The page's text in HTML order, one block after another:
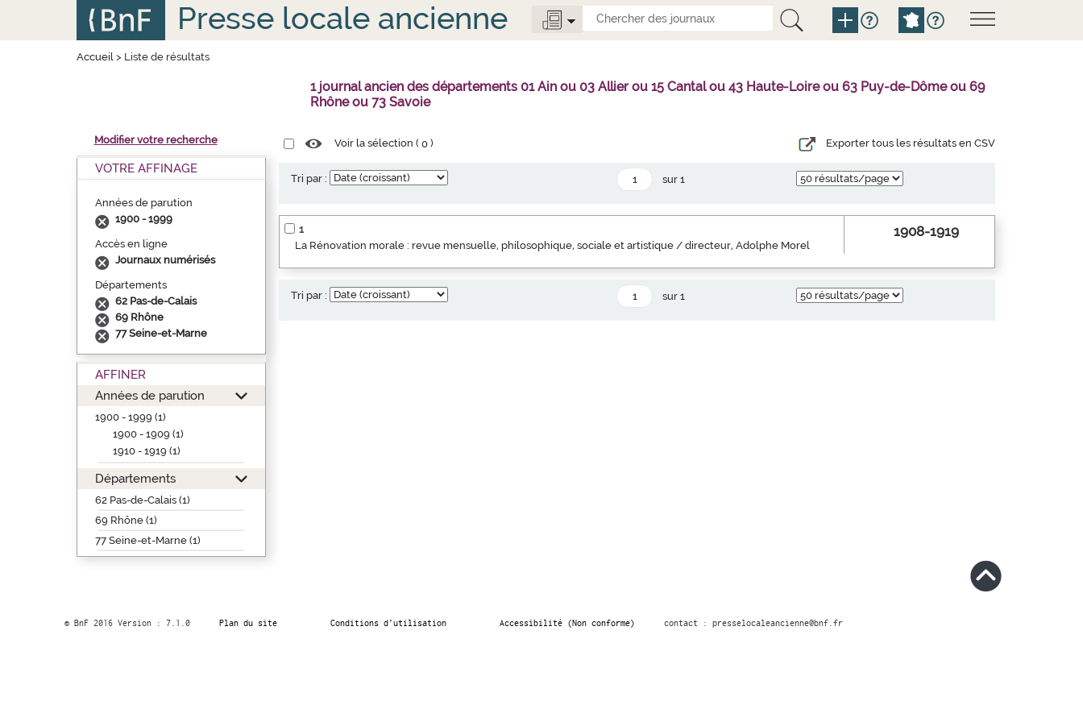
Presse locale ancienne
Accueil> Liste de résultats
1 journal ancien des départements 01 Ain ou 03 Allier ou 15 Cantal ou 43 Haute-Loire ou 63 Puy-de-Dôme ou 69
Rhône ou 73 Savoie
Modifier votre recherche
VOTRE AFFINAGE
Années de parution
1900 - 1999
Accès en ligne
Journaux numérisés
Départements
62 Pas-de-Calais
69 Rhône
77 Seine-et-Marne
AFFINER
Années de parution
1900 - 1999 (1)
1900 - 1909 (1)
1910 - 1919 (1)
Départements
62 Pas-de-Calais (1)
69 Rhône (1)
77 Seine-et-Marne (1)
Voir la sélection (0 ) Exporter tous les résultats en CSV
Tri par : sur 1
1
La Rénovation morale : revue mensuelle, philosophique, sociale et artistique / directeur, Adolphe Morel
1908-1919
Tri par : sur 1
© BnF 2016 Version : 7.1.0 Plan du site Conditions d’utilisation Accessibilité (Non conforme) contact : presselocaleancienne@bnf.fr
Panneau de gestion des cookies